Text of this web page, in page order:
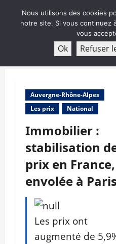
Auvergne-Rhône-Alpes
Les prix
National
Immobilier :
stabilisation
prix en France,
envolée à Paris
Les prix ont
augmenté de
Nous utilisons des cookies
notre site. Si vous continuez
vous
Ok Refuser